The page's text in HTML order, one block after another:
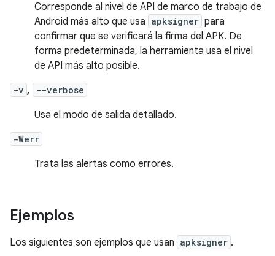
Corresponde al nivel de API de marco de trabajo de
Android más alto que usa apksigner para
confirmar que se verificará la firma del APK. De
forma predeterminada, la herramienta usa el nivel
de API más alto posible.
-v , --verbose
Usa el modo de salida detallado.
-Werr
Trata las alertas como errores.
Ejemplos
Los siguientes son ejemplos que usan apksigner .